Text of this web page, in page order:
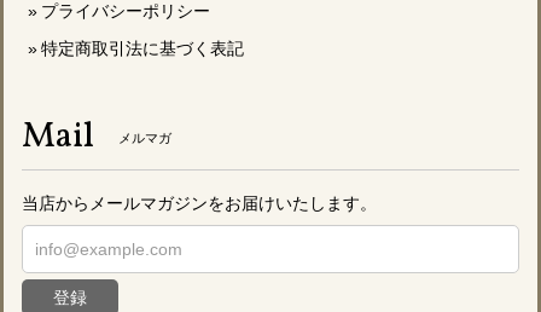
プライバシーポリシー
特定商取引法に基づく表記
Mail メルマガ
当店からメールマガジンをお届けいたします。
登録